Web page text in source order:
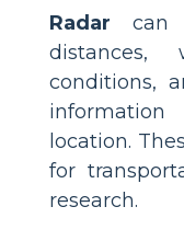
Radar can
conditions,
location.
for
research.